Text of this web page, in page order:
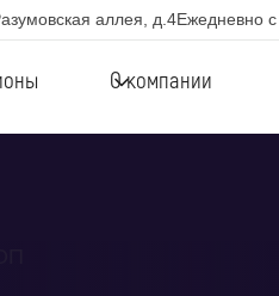
аллея, д.4Ежедневно
О компании